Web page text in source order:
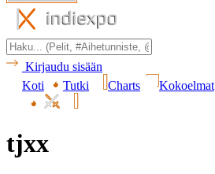
Kirjaudu sisään
Koti
Tutki Charts Kokoelmat
tjxx